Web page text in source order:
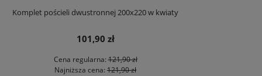
Komplet pościeli dwustronnej 200x220 w kwiaty
101,90 zł
Cena regularna:121,90 zł
Najniższa cena: 121,90 zł